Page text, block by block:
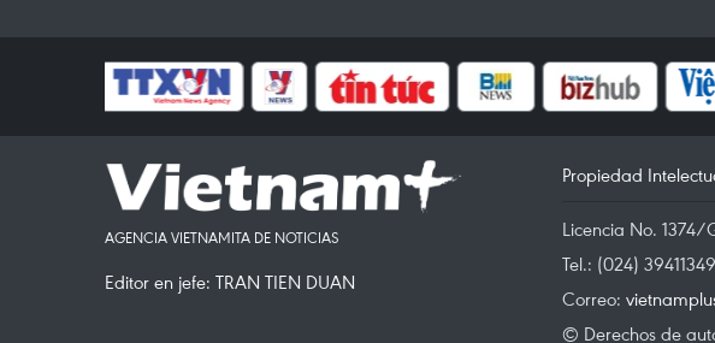
AGENCIA VIETNAMITA DE NOTICIAS
Editor en jefe: TRAN TIEN DUAN
Propiedad
Licencia No. 1374/
Tel.: (024)
Correo:
© Derechos de